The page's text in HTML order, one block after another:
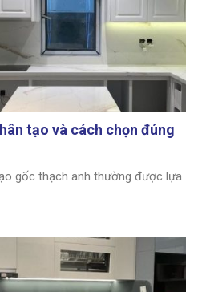
tạo và cách chọn đúng
gốc thạch anh thường được lựa